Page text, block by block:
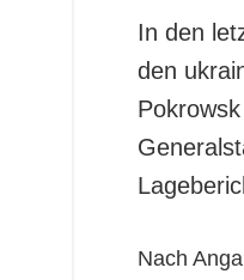
In den
den
Nach